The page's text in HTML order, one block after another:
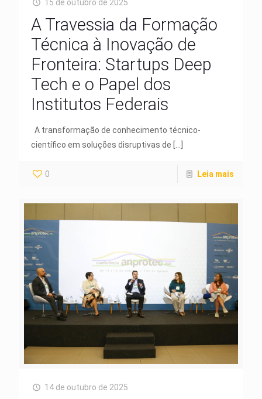
15 de outubro de 2025
A Travessia da Formação
Técnica à Inovação de
Fronteira: Startups Deep
Tech e o Papel dos
Institutos Federais
A transformação de conhecimento técnico-
científico em soluções disruptivas de
0 Leia mais
14 de outubro de 2025